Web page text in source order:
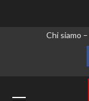
Chi siamo